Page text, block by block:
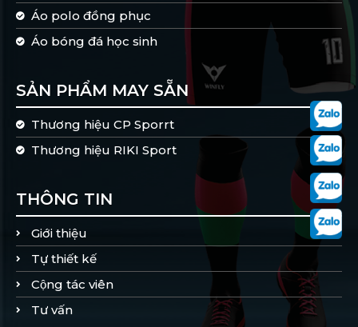
Áo polo đồng phục
Áo bóng đá học sinh
SẢN PHẨM MAY SẴN
Thương hiệu CP Sporrt
Thương hiệu RIKI Sport
THÔNG TIN
Giới thiệu
Tự thiết kế
Cộng tác viên
Tư vấn